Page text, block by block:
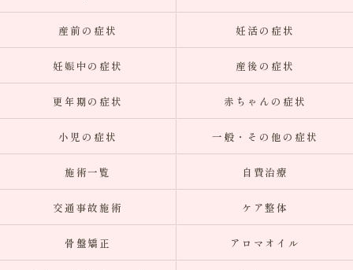
産前の症状 妊活の症状
妊娠中の症状 産後の症状
更年期の症状 赤ちゃんの症状
小児の症状 一般・その他の症状
施術一覧 自費治療
交通事故施術 ケア整体
骨盤矯正 アロマオイル